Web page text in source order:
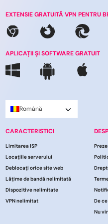
EXTENSIE GRATUITĂ VPN PENTRU
APLICAȚII ȘI SOFTWARE GRATUIT
Română
CARACTERISTICI
Limitarea ISP
Locațiile serverului
Deblocați orice site web
Lățime de bandă nelimitată
Dispozitive nelimitate
VPN nelimitat
De
Nu